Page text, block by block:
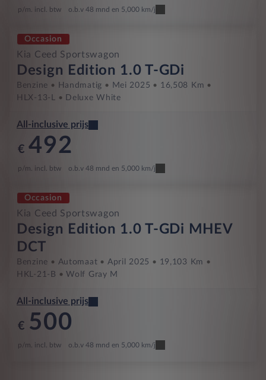
p/m. incl. btw o.b.v 48 mnd en 5,000 km/j
Occasion
Kia Ceed Sportswagon
Design Edition 1.0 T-GDi
Benzine Handmatig Mei 2025
16,508 Km
HLX-13-L
Deluxe White
All-inclusive prijs
€ 492
p/m. incl. btw o.b.v 48 mnd en 5,000 km/j
Occasion
Kia Ceed Sportswagon
Design Edition 1.0 T-GDi MHEV
DCT
Benzine Automaat April 2025
19,103 Km
HKL-21-B
Wolf Gray M
All-inclusive prijs
€ 500
p/m. incl. btw o.b.v 48 mnd en 5,000 km/j